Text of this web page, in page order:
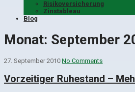
Risikoversicherung
Zinstableau
Blog
Monat: September
27. September 2010 No Comments
Vorzeitiger Ruhestand –